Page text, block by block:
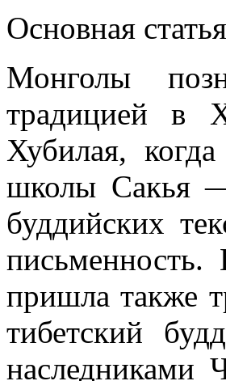
Основная
Монголы
традицией в
Хубилая,
школы Сакья
буддийских
пришла также
тибетский
наследниками